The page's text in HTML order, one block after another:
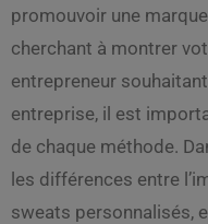
promouvoir une
cherchant à montrer
entrepreneur
entreprise, il est
de chaque méthode.
les différences entre
sweats personnalisés,